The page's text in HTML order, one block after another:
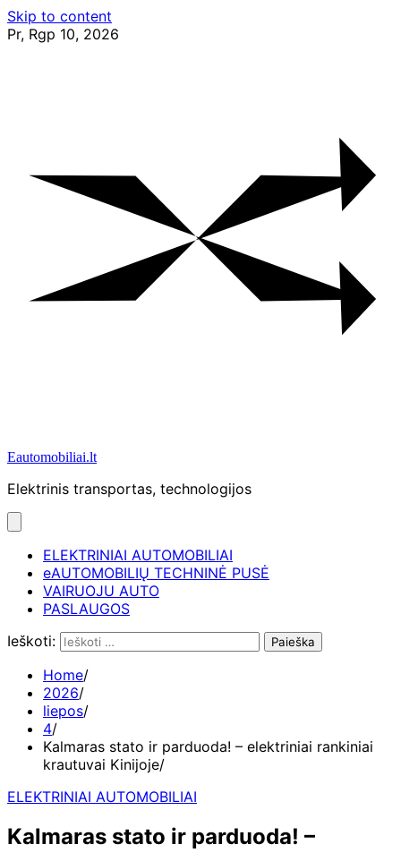
Skip to content
Pr, Rgp 10, 2026
Eautomobiliai.lt
Elektrinis transportas, technologijos
ELEKTRINIAI AUTOMOBILIAI
eAUTOMOBILIŲ TECHNINĖ PUSĖ
VAIRUOJU AUTO
PASLAUGOS
Ieškoti:
Home
2026
liepos
4
Kalmaras stato ir parduoda! – elektriniai rankiniai
krautuvai Kinijoje
ELEKTRINIAI AUTOMOBILIAI
Kalmaras stato ir parduoda! –